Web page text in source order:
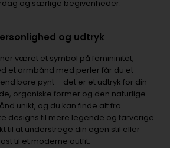
og særlige begivenheder.
og udtryk
været et symbol på femininitet,
et armbånd med perler får du et
bare pynt – det er et udtryk for din
organiske former og den naturlige
unikt, og du kan finde alt fra
designs til mere legende og farverige
til at understrege din egen stil eller
til et moderne outfit.